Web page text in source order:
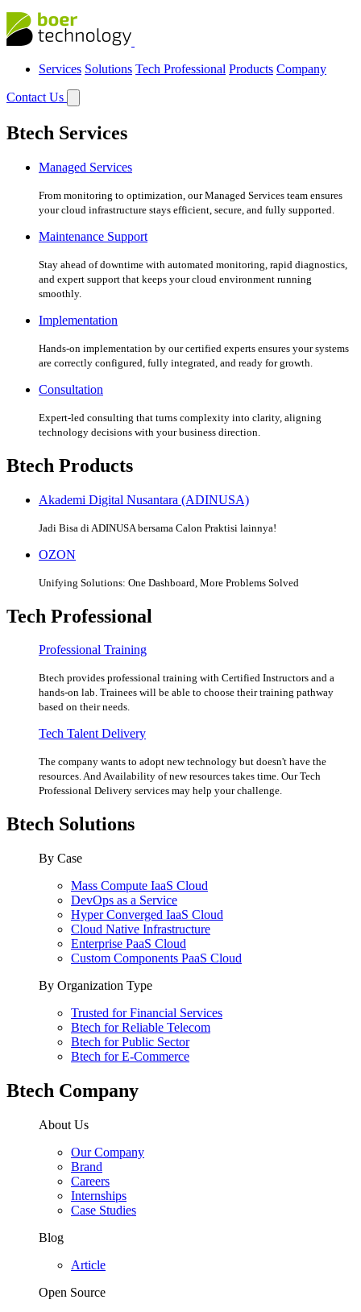
Services Solutions Tech Professional Products Company
Contact Us
Btech Services
Managed Services
From monitoring to optimization, our Managed Services team ensures
your cloud infrastructure stays efficient, secure, and fully supported.
Maintenance Support
Stay ahead of downtime with automated monitoring, rapid diagnostics,
and expert support that keeps your cloud environment running
smoothly.
Implementation
Hands-on implementation by our certified experts ensures your systems
are correctly configured, fully integrated, and ready for growth.
Consultation
Expert-led consulting that turns complexity into clarity, aligning
technology decisions with your business direction.
Btech Products
Akademi Digital Nusantara (ADINUSA)
Jadi Bisa di ADINUSA bersama Calon Praktisi lainnya!
OZON
Unifying Solutions: One Dashboard, More Problems Solved
Tech Professional
Professional Training
Btech provides professional training with Certified Instructors and a
hands-on lab. Trainees will be able to choose their training pathway
based on their needs.
Tech Talent Delivery
The company wants to adopt new technology but doesn't have the
resources. And Availability of new resources takes time. Our Tech
Professional Delivery services may help your challenge.
Btech Solutions
By Case
Mass Compute IaaS Cloud
DevOps as a Service
Hyper Converged IaaS Cloud
Cloud Native Infrastructure
Enterprise PaaS Cloud
Custom Components PaaS Cloud
By Organization Type
Trusted for Financial Services
Btech for Reliable Telecom
Btech for Public Sector
Btech for E-Commerce
Btech Company
About Us
Our Company
Brand
Careers
Internships
Case Studies
Blog
Article
Open Source